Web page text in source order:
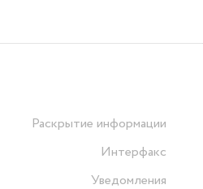
Раскрытие информации
Интерфакс
Уведомления